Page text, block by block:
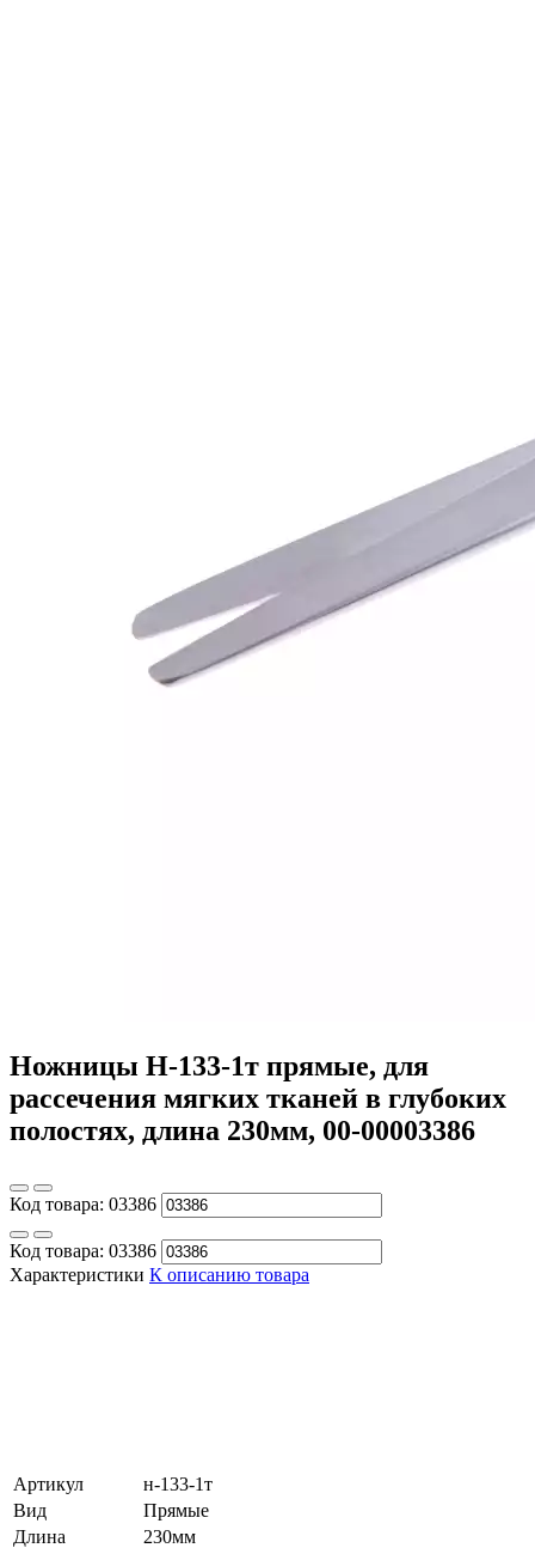
Ножницы Н-133-1т прямые, для
рассечения мягких тканей в глубоких
полостях, длина 230мм, 00-00003386
Код товара: 03386
Код товара: 03386
Характеристики К описанию товара
Артикул
н-133-1т
Вид
Прямые
Длина
230мм